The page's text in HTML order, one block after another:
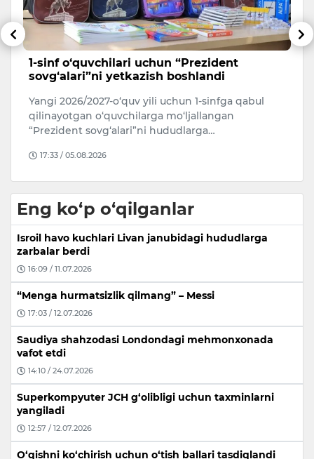
1-sinf o‘quvchilari uchun “Prezident
sovg‘alari”ni yetkazish boshlandi
Yangi 2026/2027-o‘quv yili uchun 1-sinfga qabul
qilinayotgan o‘quvchilarga mo‘ljallangan
“Prezident sovg‘alari”ni hududlarga…
17:33 / 05.08.2026
Eng ko‘p o‘qilganlar
Isroil havo kuchlari Livan janubidagi hududlarga
zarbalar berdi
16:09 / 11.07.2026
“Menga hurmatsizlik qilmang” – Messi
17:03 / 12.07.2026
Saudiya shahzodasi Londondagi mehmonxonada
vafot etdi
14:10 / 24.07.2026
Superkompyuter JCH g‘olibligi uchun taxminlarni
yangiladi
12:57 / 12.07.2026
O‘qishni ko‘chirish uchun o‘tish ballari tasdiqlandi